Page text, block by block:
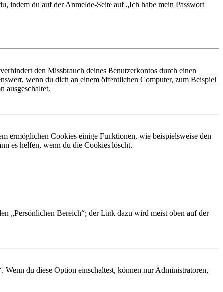
indem du auf der Anmelde-Seite auf „Ich habe mein Passwort
den Missbrauch deines Benutzerkontos durch einen
wenn du dich an einem öffentlichen Computer, zum Beispiel
ausgeschaltet.
ermöglichen Cookies einige Funktionen, wie beispielsweise den
es helfen, wenn du die Cookies löscht.
„Persönlichen Bereich“; der Link dazu wird meist oben auf der
du diese Option einschaltest, können nur Administratoren,